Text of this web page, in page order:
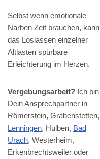
Selbst wenn emotionale
Narben Zeit brauchen, kann
das Loslassen einzelner
Altlasten spürbare
Erleichterung im Herzen.
Vergebungsarbeit? Ich bin
Dein Ansprechpartner in
Römerstein, Grabenstetten,
Lenningen, Hülben, Bad
Urach, Westerheim,
Erkenbrechtsweiler oder